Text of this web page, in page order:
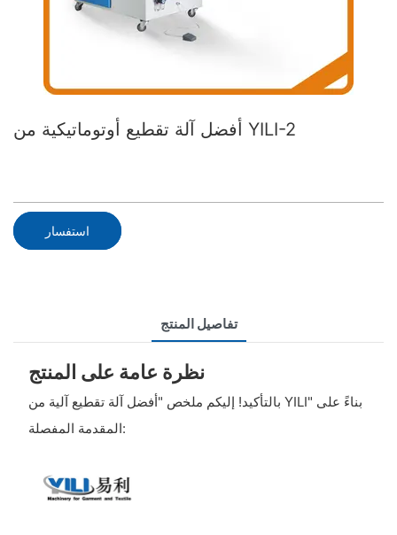
أفضل آلة تقطيع أوتوماتيكية من YILI-2
استفسار
تفاصيل المنتج
نظرة عامة على المنتج
بالتأكيد! إليكم ملخص "أفضل آلة تقطيع آلية من YILI" بناءً على
المقدمة المفصلة: